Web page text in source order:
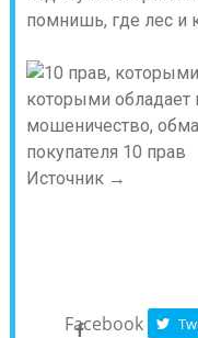
помнишь, где лес и
Источник →
Facebook